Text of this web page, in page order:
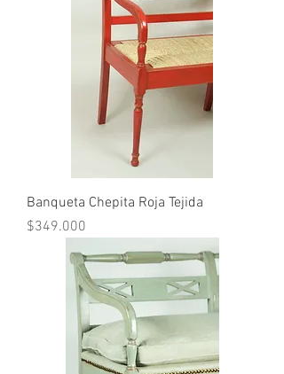
Banqueta Chepita Roja Tejida
Precio
$349.000